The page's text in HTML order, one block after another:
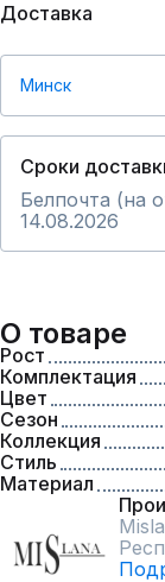
Доставка
Минск
Сроки
Белпочта (на
14.08.2026
О товаре
Рост
Комплектация
Цвет
Сезон
Коллекция
Стиль
Материал